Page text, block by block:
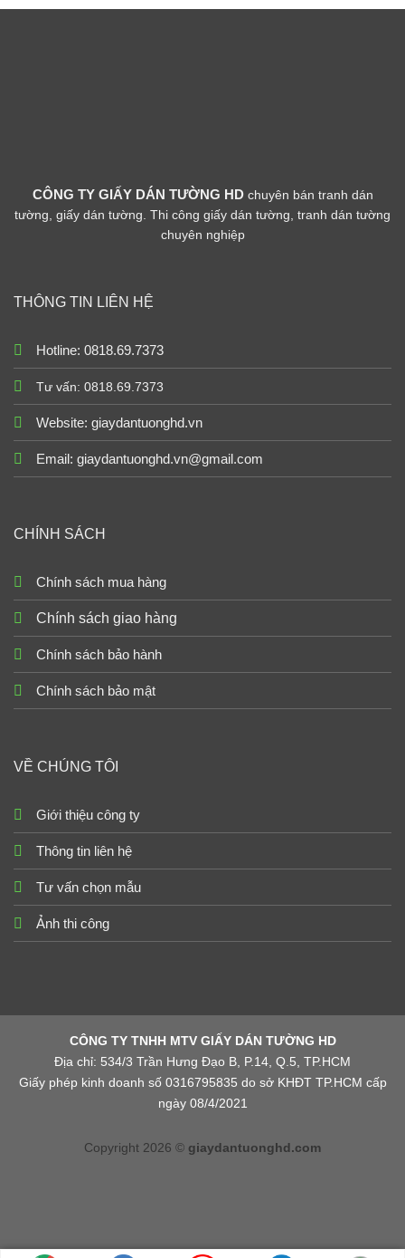
CÔNG TY GIẤY DÁN TƯỜNG HD chuyên bán tranh dán
tường, giấy dán tường. Thi công giấy dán tường, tranh dán tường
chuyên nghiệp
THÔNG TIN LIÊN HỆ
Hotline: 0818.69.7373
Tư vấn: 0818.69.7373
Website: giaydantuonghd.vn
Email: giaydantuonghd.vn@gmail.com
CHÍNH SÁCH
Chính sách mua hàng
Chính sách giao hàng
Chính sách bảo hành
Chính sách bảo mật
VỀ CHÚNG TÔI
Giới thiệu công ty
Thông tin liên hệ
Tư vấn chọn mẫu
Ảnh thi công
CÔNG TY TNHH MTV GIẤY DÁN TƯỜNG HD
Địa chỉ: 534/3 Trần Hưng Đạo B, P.14, Q.5, TP.HCM
Giấy phép kinh doanh số 0316795835 do sở KHĐT TP.HCM cấp
ngày 08/4/2021
Copyright 2026 © giaydantuonghd.com